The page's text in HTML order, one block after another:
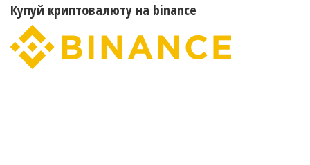
Купуй криптовалюту на binance